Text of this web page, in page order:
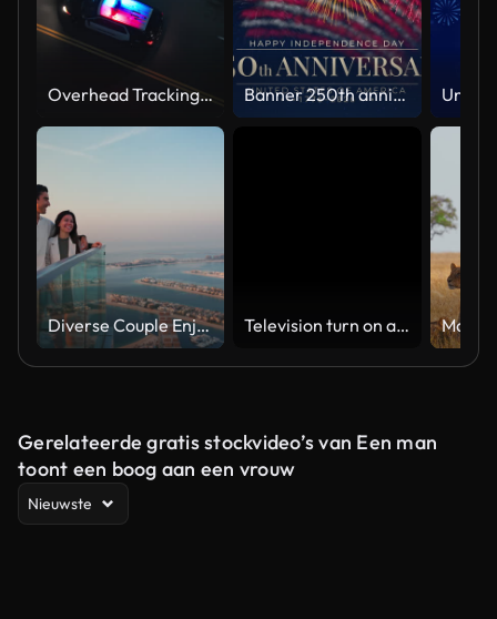
Overhead Tracking Drone Shot of a Police Car Driving on a City Street with Lights On at Night Banner 250th anniversary of the USA. 250 years of independence. 4th of july 2026 usa independence day, video greeting card. US flag fireworks on blue sky background. Fourth of july. 4k seamless loop
Diverse Couple Enjoying Sunset Views from High Rise Sky Deck Overlooking Palm Jumeirah Television turn on and off. Switch on tv effect, switch off tv effect. Turn on Lcd TV effect, turn off TV effect . Led Tv on and off on black background
Gerelateerde gratis stockvideo’s van Een man
toont een boog aan een vrouw
Nieuwste